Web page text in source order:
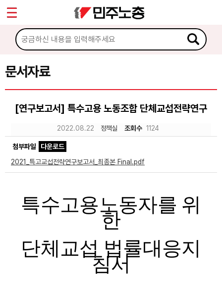
문서자료
[연구보고서] 특수고용 노동조합 단체교섭전략연구
2022.08.22 정책실 조회수 1124
첨부파일
다운로드
2021_특고교섭전략연구보고서_최종본 Final.pdf
특수고용노동자를 위
한
단체교섭 법률대응지
침서
마이페이지
소개
소식
문서자료
카드뉴스
Sketchbook5, 스케치북5
Sketchbook5, 스케치북5